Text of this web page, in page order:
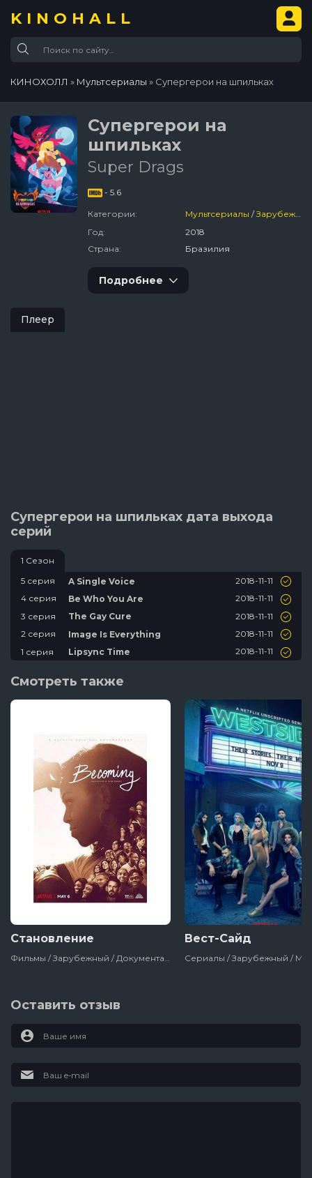
KINOHALL
КИНОХОЛЛ » Мультсериалы » Супергерои на шпильках
Супергерои на
шпильках
Super Drags
- 5.6
Категории: Мультсериалы /Зарубежный
Год:
2018
Страна:
Бразилия
Подробнее
Плеер
Супергерои на шпильках дата выхода
серий
1 Сезон
5 серия
A Single Voice
2018-11-11
4 серия
Be Who You Are
2018-11-11
3 серия
The Gay Cure
2018-11-11
2 серия
Image Is Everything
2018-11-11
1 серия
Lipsync Time 2018-11-11
Смотреть также
Становление Вест-Сайд
Оставить отзыв